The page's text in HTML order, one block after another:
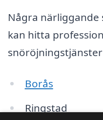
Några närliggande
kan hitta
Borås
Ringstad